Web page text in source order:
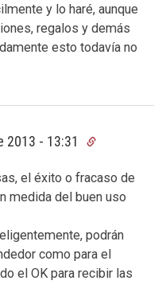
y lo haré, aunque
regalos y demás
esto todavía no
2013 - 13:31
el éxito o fracaso de
medida del buen uso
podrán
como para el
el OK para recibir las